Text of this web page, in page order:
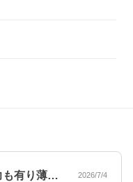
少量でも伸びが良く、カバー力も有り薄い… 2026/7/4